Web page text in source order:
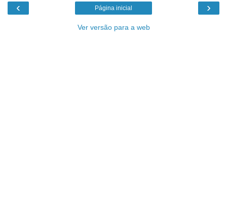
‹ ›
Página inicial
Ver versão para a web